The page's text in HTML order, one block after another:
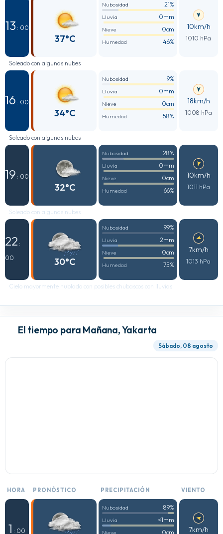
13 : 00
37°C
Nubosidad 21%
Lluvia 0mm
Nieve 0cm
Humedad 46%
10km/h
1010 hPa
Soleado con algunas nubes
16 : 00
34°C
Nubosidad 9%
Lluvia 0mm
Nieve 0cm
Humedad 58%
18km/h
1008 hPa
Soleado con algunas nubes
19 : 00
32°C
Nubosidad 28%
Lluvia 0mm
Nieve 0cm
Humedad 66%
10km/h
1011 hPa
Soleado con algunas nubes
22 :
00
30°C
Nubosidad 99%
Lluvia 2mm
Nieve 0cm
Humedad 75%
7km/h
1013 hPa
Cielo mayormente nublado con posibles chubascos con lluvias
El tiempo para Mañana, Yakarta
Sábado, 08 agosto
HORA PRONÓSTICO PRECIPITACIÓN VIENTO
1 : 00
Nubosidad 89%
Lluvia <1mm
Nieve 0cm 7km/h